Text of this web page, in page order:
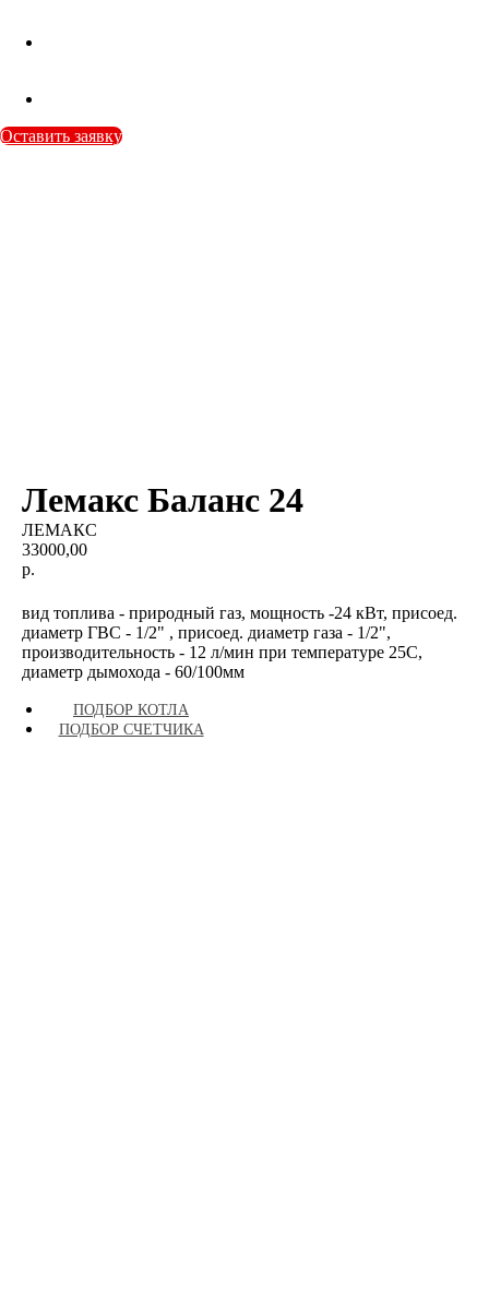
Оставить заявку
Лемакс Баланс 24
ЛЕМАКС
33000,00
р.
вид топлива - природный газ, мощность -24 кВт, присоед.
диаметр ГВС - 1/2" , присоед. диаметр газа - 1/2",
производительность - 12 л/мин при температуре 25С,
диаметр дымохода - 60/100мм
ПОДБОР КОТЛА
ПОДБОР СЧЕТЧИКА